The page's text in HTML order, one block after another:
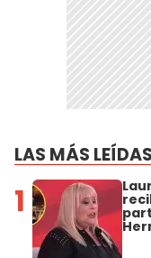
LAS MÁS LEÍDAS
1